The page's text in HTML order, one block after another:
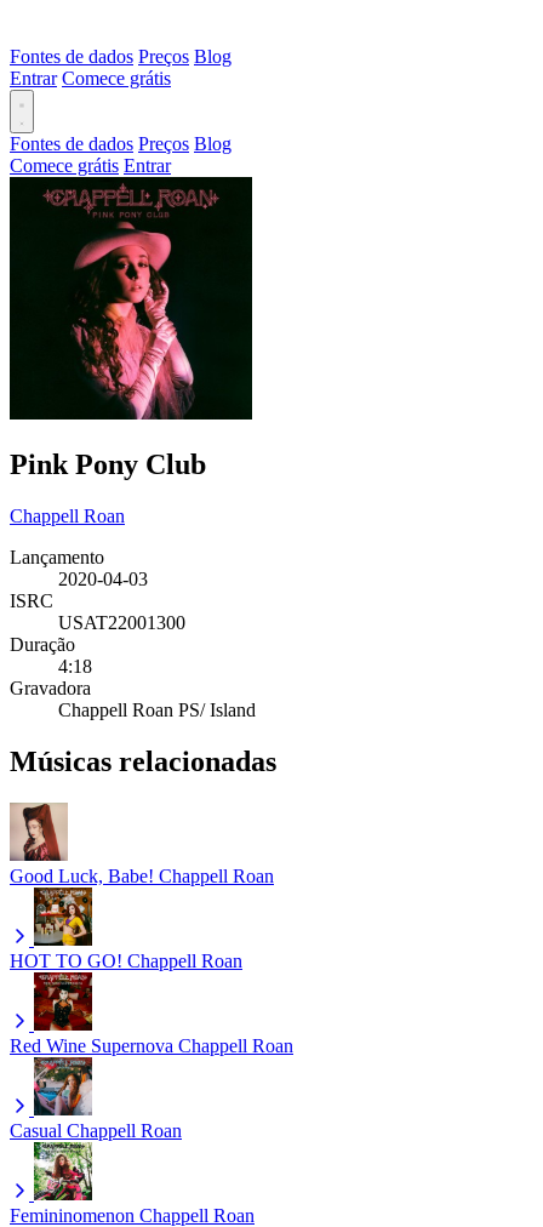
Fontes de dados Preços Blog
Entrar Comece grátis
Fontes de dados Preços Blog
Comece grátis Entrar
Pink Pony Club
Chappell Roan
Lançamento
2020-04-03
ISRC
USAT22001300
Duração
4:18
Gravadora
Chappell Roan PS/ Island
Músicas relacionadas
Good Luck, Babe! Chappell Roan
HOT TO GO! Chappell Roan
Red Wine Supernova Chappell Roan
Casual Chappell Roan
Femininomenon Chappell Roan